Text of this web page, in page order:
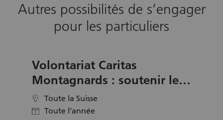
Autres possibilités de s’engager
pour les particuliers
Volontariat Caritas
Montagnards : soutenir les
paysans de montagne
location Toute la Suisse
calendar Toute l’année